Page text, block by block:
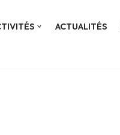
ACTUALITÉS